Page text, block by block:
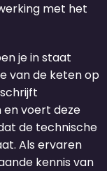
met het
je in staat
van de keten op
en voert deze
de technische
Als ervaren
kennis van